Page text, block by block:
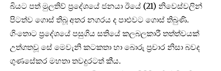
බියට පත් මුලතිව් ප්‍රදේශයේ ජනයා ඊයේ (21) නිවෙස්වලින්
පිටත්ව ගොස් තිබූ අතර නගරය ද පාළුවට ගොස් තිබුණි.
ගිංතොට ප්‍රදේශයේ පසුගිය සතියේ කලබලකාරී තත්ත්වයක්
උත්ගතවූ සේ මෙවැනි කටකතා හා බොරු ප්‍රචාර නිසා බවද
ගුණසේකර මහතා තවදුරටත් කීය.